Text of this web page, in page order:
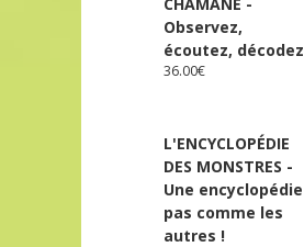
Observez,
écoutez, décodez
36.00€
L'ENCYCLOPÉDIE
DES MONSTRES -
Une encyclopédie
pas comme les
autres !